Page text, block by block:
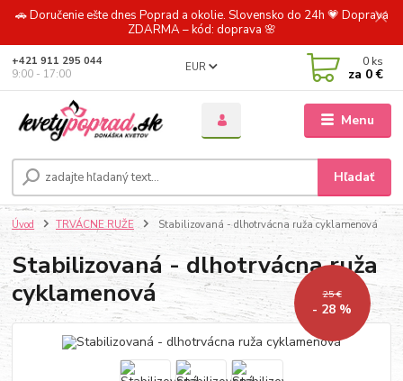
🚗 Doručenie ešte dnes Poprad a okolie. Slovensko do 24h 💗 Doprava
ZDARMA – kód: doprava 🌸
Menu
EUR
Hľadať
+421 911 295 044
9:00 - 17:00
0 ks
za 0 €
Úvod TRVÁCNE RUŽE Stabilizovaná - dlhotrvácna ruža cyklamenová
Stabilizovaná - dlhotrvácna ruža
cyklamenová
25 €
- 28 %